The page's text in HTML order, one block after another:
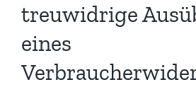
treuwidrige
eines